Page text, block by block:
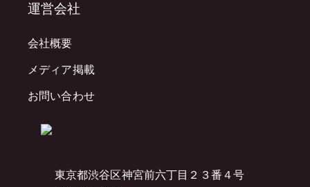
東京都渋谷区神宮前六丁目２３番４号
運営会社
会社概要
メディア掲載
お問い合わせ